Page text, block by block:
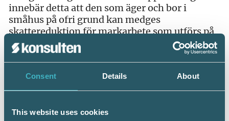
Consent Details About
This website uses cookies
innebär detta att den som äger och bor i
småhus på ofri grund kan medges
skattereduktion för markarbete som utförs på
tomten som tillhör småhuset förutsatt att
elektricitet, värme, vatten etcetera ska tillföras
huset och under förutsättning att övriga krav
för skattereduktion är uppfyllda.